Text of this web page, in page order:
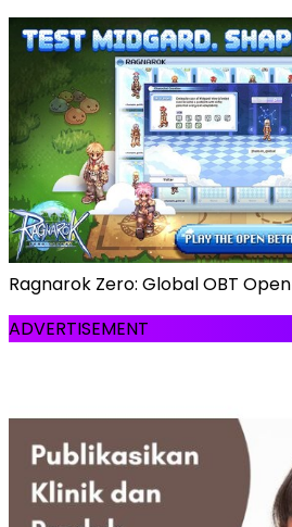
Ragnarok Zero: Global OBT Open
ADVERTISEMENT